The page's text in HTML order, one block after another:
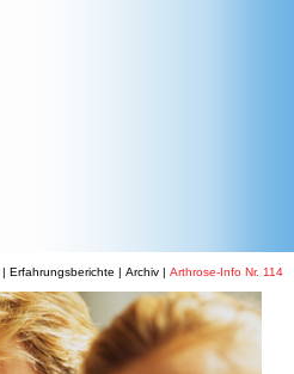
| Erfahrungsberichte | Archiv | Arthrose-Info Nr. 114